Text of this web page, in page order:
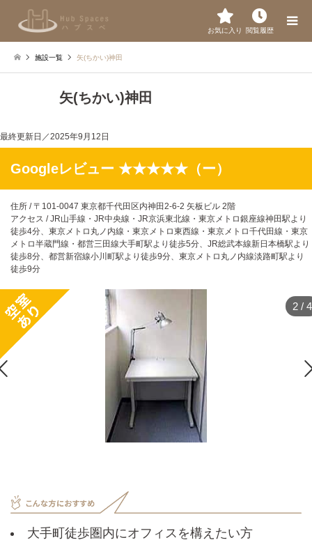
お気に入り 閲覧履歴
施設一覧 矢(ちかい)神田
矢(ちかい)神田
最終更新日／2025年9月12日
Googleレビュー ★★★★★（ー）
住所 / 〒101-0047 東京都千代田区内神田2-6-2 矢板ビル 2階
アクセス / JR山手線・JR中央線・JR京浜東北線・東京メトロ銀座線神田駅より
徒歩4分、東京メトロ丸ノ内線・東京メトロ東西線・東京メトロ千代田線・東京
メトロ半蔵門線・都営三田線大手町駅より徒歩5分、JR総武本線新日本橋駅より
徒歩8分、都営新宿線小川町駅より徒歩9分、東京メトロ丸ノ内線淡路町駅より
徒歩9分
2 / 4
大手町徒歩圏内にオフィスを構えたい方